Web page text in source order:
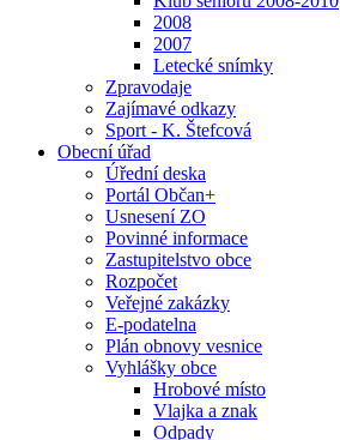
2008
2007
Letecké snímky
Zpravodaje
Zajímavé odkazy
Sport - K. Štefcová
Obecní úřad
Úřední deska
Portál Občan+
Usnesení ZO
Povinné informace
Zastupitelstvo obce
Rozpočet
Veřejné zakázky
E-podatelna
Plán obnovy vesnice
Vyhlášky obce
Hrobové místo
Vlajka a znak
Odpady